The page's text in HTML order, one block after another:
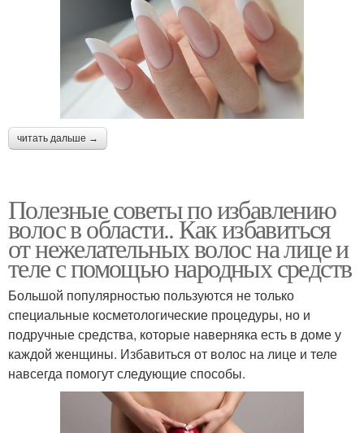
читать дальше →
Полезные советы по избавлению
волос в области.. Как избавиться
от нежелательных волос на лице и
теле с помощью народных средств
Большой популярностью пользуются не только
специальные косметологические процедуры, но и
подручные средства, которые наверняка есть в доме у
каждой женщины. Избавиться от волос на лице и теле
навсегда помогут следующие способы.